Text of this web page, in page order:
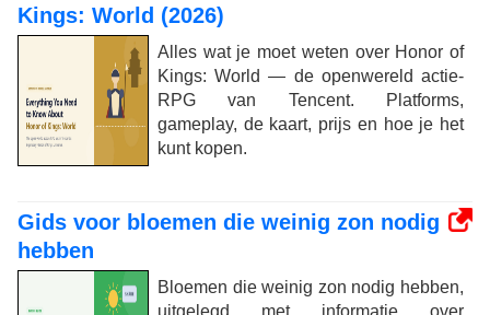
Kings: World (2026)
Alles wat je moet weten over Honor of
Kings: World — de openwereld actie-
RPG van Tencent. Platforms,
gameplay, de kaart, prijs en hoe je het
kunt kopen.
Gids voor bloemen die weinig zon nodig
hebben
Bloemen die weinig zon nodig hebben,
uitgelegd met informatie over